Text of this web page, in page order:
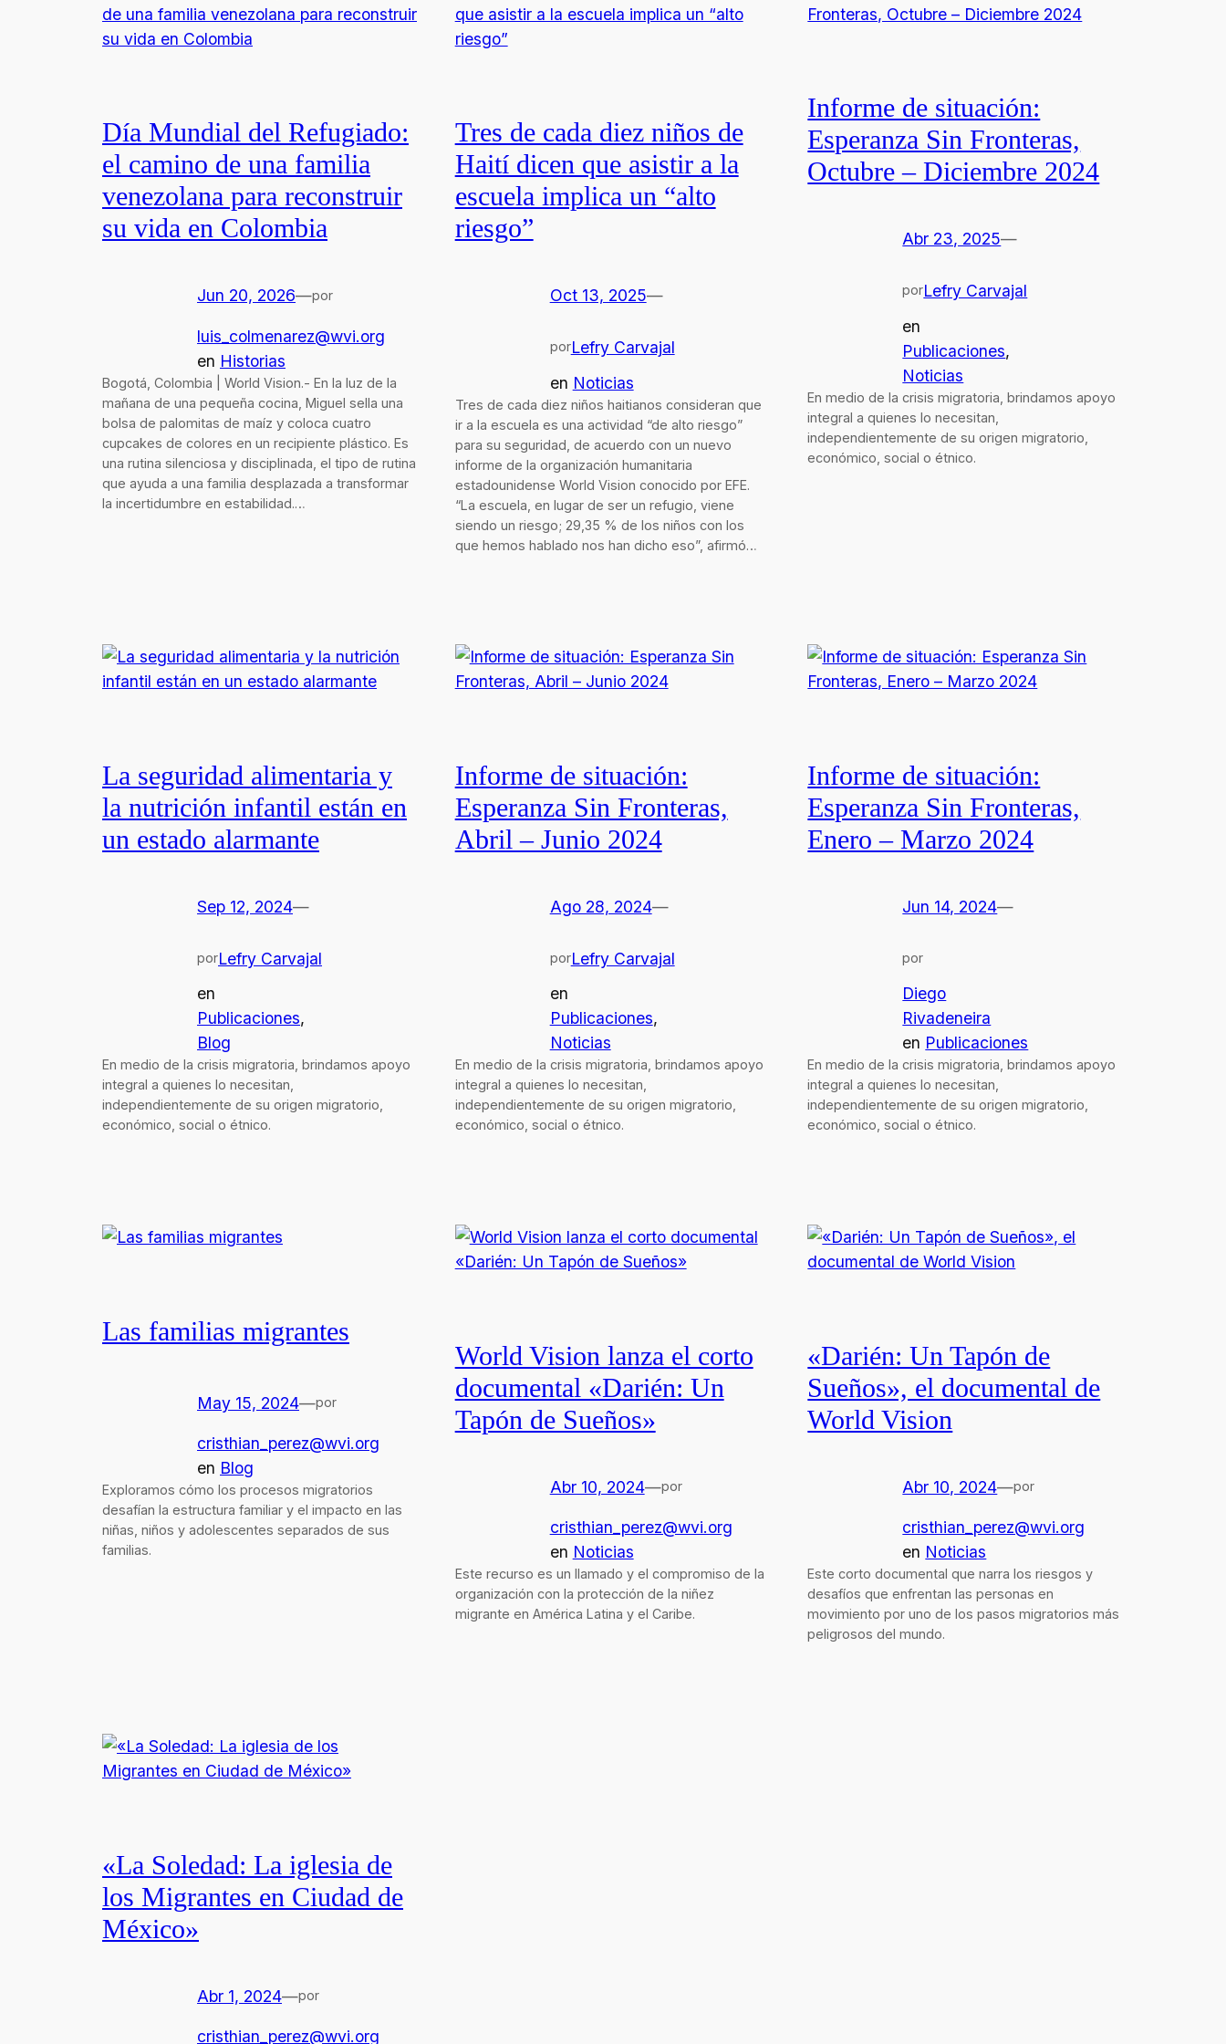
Día Mundial del Refugiado:
el camino de una familia
venezolana para reconstruir
su vida en Colombia
Jun 20, 2026—por
luis_colmenarez@wvi.org
en Historias
Bogotá, Colombia | World Vision.- En la luz de la
mañana de una pequeña cocina, Miguel sella una
bolsa de palomitas de maíz y coloca cuatro
cupcakes de colores en un recipiente plástico. Es
una rutina silenciosa y disciplinada, el tipo de rutina
que ayuda a una familia desplazada a transformar
la incertidumbre en estabilidad.…
Tres de cada diez niños de
Haití dicen que asistir a la
escuela implica un “alto
riesgo”
Oct 13, 2025—
porLefry Carvajal
en Noticias
Tres de cada diez niños haitianos consideran que
ir a la escuela es una actividad “de alto riesgo”
para su seguridad, de acuerdo con un nuevo
informe de la organización humanitaria
estadounidense World Vision conocido por EFE.
“La escuela, en lugar de ser un refugio, viene
siendo un riesgo; 29,35 % de los niños con los
que hemos hablado nos han dicho eso”, afirmó…
Informe de situación:
Esperanza Sin Fronteras,
Octubre – Diciembre 2024
Abr 23, 2025—
porLefry Carvajal
en
Publicaciones
Noticias
En medio de la crisis migratoria, brindamos apoyo
integral a quienes lo necesitan,
independientemente de su origen migratorio,
económico, social o étnico.
La seguridad alimentaria y
la nutrición infantil están en
un estado alarmante
Sep 12, 2024—
porLefry Carvajal
en
Publicaciones
Blog
En medio de la crisis migratoria, brindamos apoyo
integral a quienes lo necesitan,
independientemente de su origen migratorio,
económico, social o étnico.
Informe de situación:
Esperanza Sin Fronteras,
Abril – Junio 2024
Ago 28, 2024—
porLefry Carvajal
en
Publicaciones
Noticias
En medio de la crisis migratoria, brindamos apoyo
integral a quienes lo necesitan,
independientemente de su origen migratorio,
económico, social o étnico.
Informe de situación:
Esperanza Sin Fronteras,
Enero – Marzo 2024
Jun 14, 2024—
por
Diego
Rivadeneira
en Publicaciones
En medio de la crisis migratoria, brindamos apoyo
integral a quienes lo necesitan,
independientemente de su origen migratorio,
económico, social o étnico.
Las familias migrantes
May 15, 2024—por
cristhian_perez@wvi.org
en Blog
Exploramos cómo los procesos migratorios
desafían la estructura familiar y el impacto en las
niñas, niños y adolescentes separados de sus
familias.
World Vision lanza el corto
documental «Darién: Un
Tapón de Sueños»
Abr 10, 2024—por
cristhian_perez@wvi.org
en Noticias
Este recurso es un llamado y el compromiso de la
organización con la protección de la niñez
migrante en América Latina y el Caribe.
«Darién: Un Tapón de
Sueños», el documental de
World Vision
Abr 10, 2024—por
cristhian_perez@wvi.org
en Noticias
Este corto documental que narra los riesgos y
desafíos que enfrentan las personas en
movimiento por uno de los pasos migratorios más
peligrosos del mundo.
«La Soledad: La iglesia de
los Migrantes en Ciudad de
México»
Abr 1, 2024—por
cristhian_perez@wvi.org